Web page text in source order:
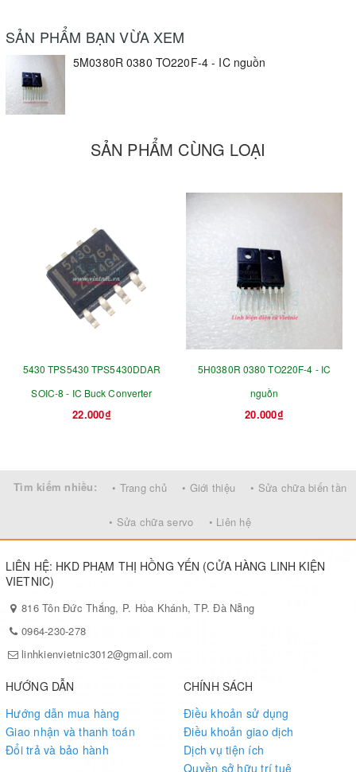
SẢN PHẨM BẠN VỪA XEM
5M0380R 0380 TO220F-4 - IC nguồn
SẢN PHẨM CÙNG LOẠI
5430 TPS5430 TPS5430DDAR
SOIC-8 - IC Buck Converter
22.000₫
5H0380R 0380 TO220F-4 - IC
nguồn
20.000₫
Tìm kiếm nhiều: • Trang chủ • Giới thiệu • Sửa chữa biến tần
• Sửa chữa servo • Liên hệ
LIÊN HỆ: HKD PHẠM THỊ HỒNG YẾN (CỬA HÀNG LINH KIỆN
VIETNIC)
816 Tôn Đức Thắng, P. Hòa Khánh, TP. Đà Nẵng
0964-230-278
linhkienvietnic3012@gmail.com
HƯỚNG DẪN
Hướng dẫn mua hàng
Giao nhận và thanh toán
Đổi trả và bảo hành
CHÍNH SÁCH
Điều khoản sử dụng
Điều khoản giao dịch
Dịch vụ tiện ích
Quyền sở hữu trí tuệ